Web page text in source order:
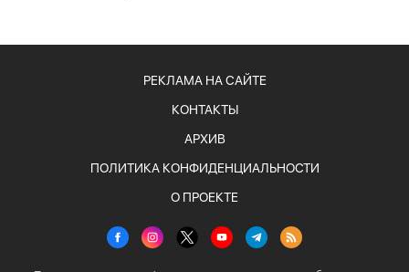
РЕКЛАМА НА САЙТЕ
КОНТАКТЫ
АРХИВ
ПОЛИТИКА КОНФИДЕНЦИАЛЬНОСТИ
О ПРОЕКТЕ